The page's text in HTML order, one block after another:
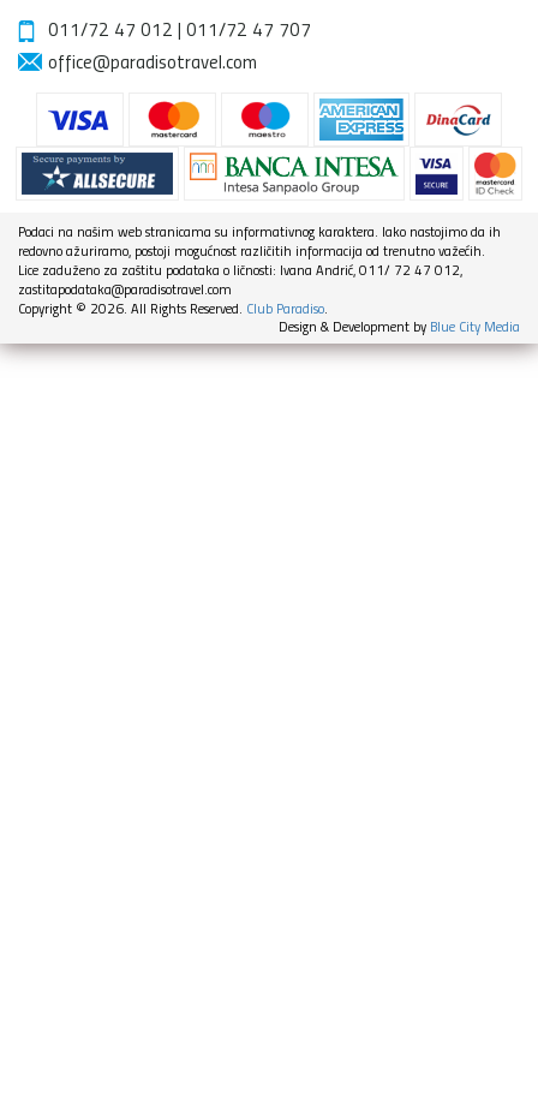
011/72 47 012 | 011/72 47 707
office@paradisotravel.com
Podaci na našim web stranicama su informativnog karaktera. Iako nastojimo da ih
redovno ažuriramo, postoji mogućnost različitih informacija od trenutno važećih.
Lice zaduženo za zaštitu podataka o ličnosti: Ivana Andrić, 011/ 72 47 012,
zastitapodataka@paradisotravel.com
Copyright © 2026. All Rights Reserved. Club Paradiso.
Design & Development by Blue City Media